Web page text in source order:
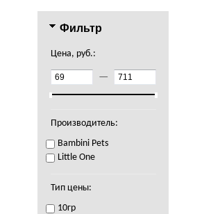
Фильтр
Цена, руб.:
—
Производитель:
Bambini Pets
Little One
Тип цены:
10гр